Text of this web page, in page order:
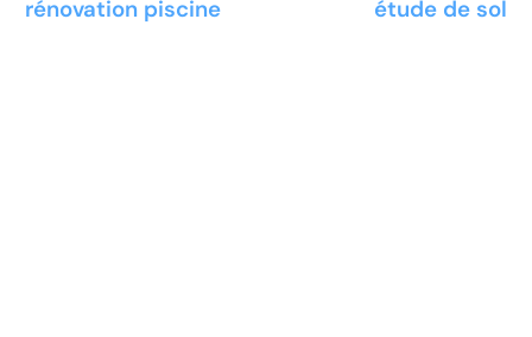
rénovation piscine
étude de sol